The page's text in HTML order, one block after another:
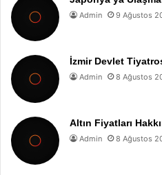
Admin 9 Ağustos
İzmir Devlet
Admin 8 Ağustos
Altın Fiyatları
Admin 8 Ağustos